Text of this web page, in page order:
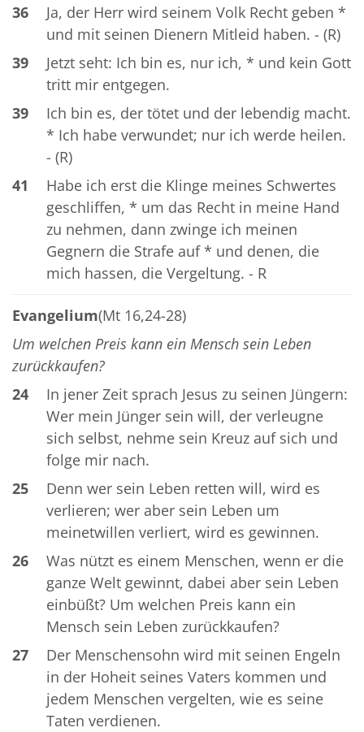
36
Ja, der Herr wird seinem Volk Recht geben *
und mit seinen Dienern Mitleid haben. - (R)
39
Jetzt seht: Ich bin es, nur ich, * und kein Gott
tritt mir entgegen.
39
Ich bin es, der tötet und der lebendig macht.
* Ich habe verwundet; nur ich werde heilen.
- (R)
41
Habe ich erst die Klinge meines Schwertes
geschliffen, * um das Recht in meine Hand
zu nehmen, dann zwinge ich meinen
Gegnern die Strafe auf * und denen, die
mich hassen, die Vergeltung. - R
Evangelium(Mt 16,24-28)
Um welchen Preis kann ein Mensch sein Leben
zurückkaufen?
24
In jener Zeit sprach Jesus zu seinen Jüngern:
Wer mein Jünger sein will, der verleugne
sich selbst, nehme sein Kreuz auf sich und
folge mir nach.
25
Denn wer sein Leben retten will, wird es
verlieren; wer aber sein Leben um
meinetwillen verliert, wird es gewinnen.
26
Was nützt es einem Menschen, wenn er die
ganze Welt gewinnt, dabei aber sein Leben
einbüßt? Um welchen Preis kann ein
Mensch sein Leben zurückkaufen?
27
Der Menschensohn wird mit seinen Engeln
in der Hoheit seines Vaters kommen und
jedem Menschen vergelten, wie es seine
Taten verdienen.